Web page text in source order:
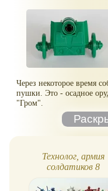
Через некоторое время
пушки. Это - осадное
"Гром".
Технолог, армия
солдатиков 8